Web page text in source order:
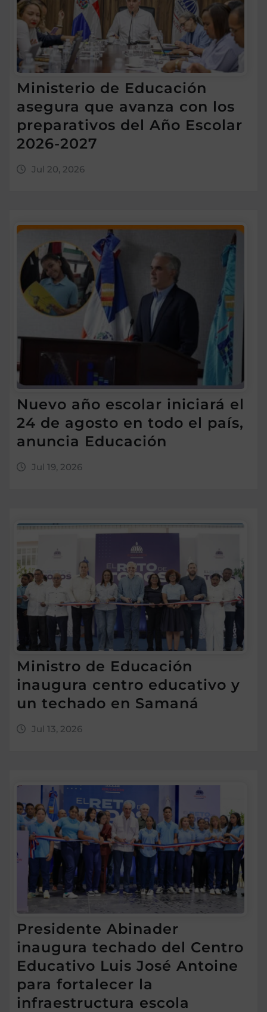
Ministerio de Educación
asegura que avanza con los
preparativos del Año Escolar
2026-2027
Jul 20, 2026
Nuevo año escolar iniciará el
24 de agosto en todo el país,
anuncia Educación
Jul 19, 2026
Ministro de Educación
inaugura centro educativo y
un techado en Samaná
Jul 13, 2026
Presidente Abinader
inaugura techado del Centro
Educativo Luis José Antoine
para fortalecer la
infraestructura escola